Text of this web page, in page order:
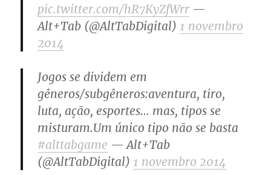
pic.twitter.com/hR7KyZfWrr —
Alt+Tab (@AltTabDigital) 1 novembro
2014
Jogos se dividem em
gêneros/subgêneros:aventura, tiro,
luta, ação, esportes… mas, tipos se
misturam.Um único tipo não se basta
#alttabgame — Alt+Tab
(@AltTabDigital) 1 novembro 2014